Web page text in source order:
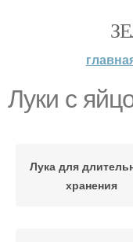
Луки с
Лука для
хранения